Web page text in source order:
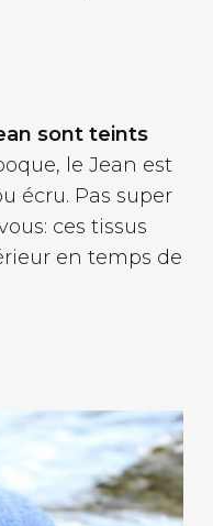
sont teints
le Jean est
écru. Pas super
ces tissus
en temps de